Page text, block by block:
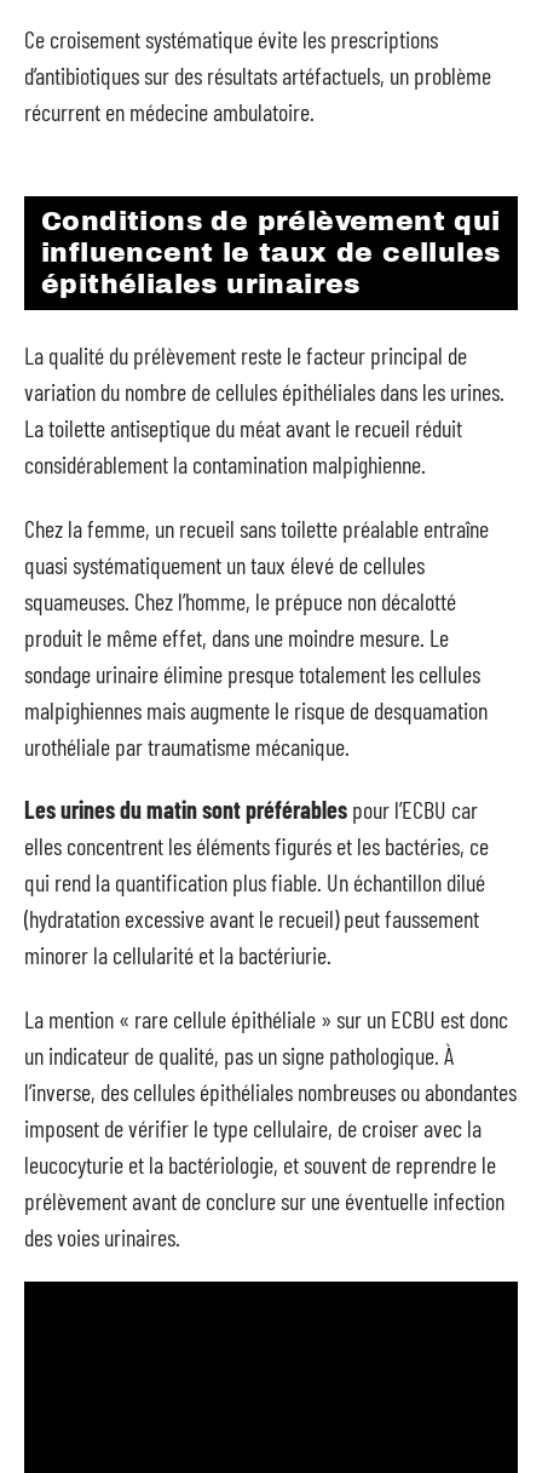
Ce croisement systématique évite les prescriptions
d’antibiotiques sur des résultats artéfactuels, un problème
récurrent en médecine ambulatoire.
Conditions de prélèvement qui
influencent le taux de cellules
épithéliales urinaires
La qualité du prélèvement reste le facteur principal de
variation du nombre de cellules épithéliales dans les urines.
La toilette antiseptique du méat avant le recueil réduit
considérablement la contamination malpighienne.
Chez la femme, un recueil sans toilette préalable entraîne
quasi systématiquement un taux élevé de cellules
squameuses. Chez l’homme, le prépuce non décalotté
produit le même effet, dans une moindre mesure. Le
sondage urinaire élimine presque totalement les cellules
malpighiennes mais augmente le risque de desquamation
urothéliale par traumatisme mécanique.
Les urines du matin sont préférables pour l’ECBU car
elles concentrent les éléments figurés et les bactéries, ce
qui rend la quantification plus fiable. Un échantillon dilué
(hydratation excessive avant le recueil) peut faussement
minorer la cellularité et la bactériurie.
La mention « rare cellule épithéliale » sur un ECBU est donc
un indicateur de qualité, pas un signe pathologique. À
l’inverse, des cellules épithéliales nombreuses ou abondantes
imposent de vérifier le type cellulaire, de croiser avec la
leucocyturie et la bactériologie, et souvent de reprendre le
prélèvement avant de conclure sur une éventuelle infection
des voies urinaires.